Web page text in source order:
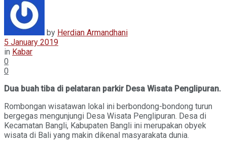
by Herdian Armandhani
5 January 2019
in Kabar
0
0
Dua buah tiba di pelataran parkir Desa Wisata Penglipuran.
Rombongan wisatawan lokal ini berbondong-bondong turun
bergegas mengunjungi Desa Wisata Penglipuran. Desa di
Kecamatan Bangli, Kabupaten Bangli ini merupakan obyek
wisata di Bali yang makin dikenal masyarakata dunia.